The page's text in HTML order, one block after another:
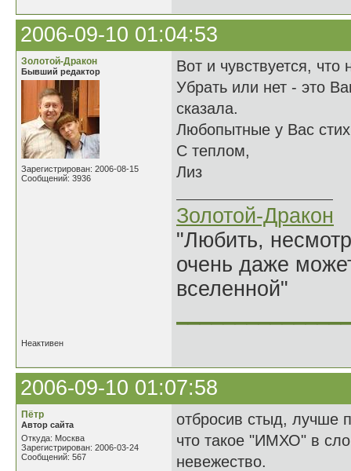
2006-09-10 01:04:53
Золотой-Дракон
Бывший редактор
Зарегистрирован: 2006-08-15
Сообщений: 3936
Вот и чувствуется,
Убрать или нет - это
сказала.
Любопытные у Вас
С теплом,
Лиз
Золотой-Дракон
"Любить,
очень даже
вселенной"
Неактивен
2006-09-10 01:07:58
Пётр
Автор сайта
Откуда: Москва
Зарегистрирован: 2006-03-24
Сообщений: 567
отбросив стыд, лучше
что такое "ИМХО" в
невежество.